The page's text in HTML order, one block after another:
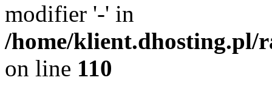
modifier '-' in
/home/klient.dhosting.pl/
on line 110